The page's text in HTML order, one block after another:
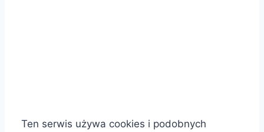
Ten serwis używa cookies i podobnych